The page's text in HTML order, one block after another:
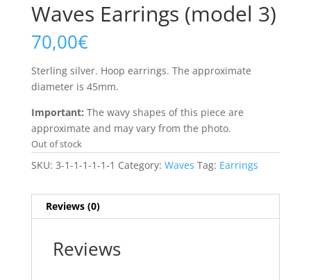
Waves Earrings (model 3)
70,00€
Sterling silver. Hoop earrings. The approximate
diameter is 45mm.
Important: The wavy shapes of this piece are
approximate and may vary from the photo.
Out of stock
SKU: 3-1-1-1-1-1-1 Category: Waves Tag: Earrings
Reviews (0)
Reviews